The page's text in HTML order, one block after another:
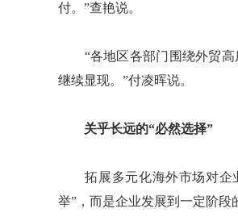
付。”查艳说。
“各地区各部门围绕外贸高
继续显现。”付凌晖说。
关乎长远的“必然选择”
拓展多元化海外市场对企业
举”，而是企业发展到一定阶段